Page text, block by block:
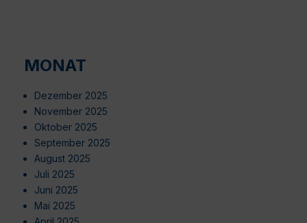
MONAT
Dezember 2025
November 2025
Oktober 2025
September 2025
August 2025
Juli 2025
Juni 2025
Mai 2025